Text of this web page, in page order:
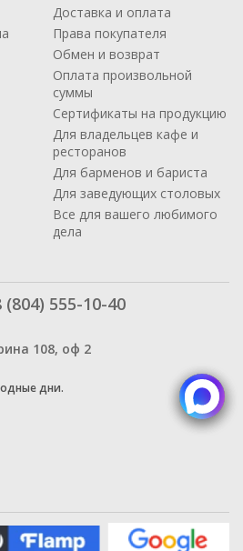
Доставка и оплата
Права покупателя
Обмен и возврат
Оплата произвольной
суммы
Сертификаты на продукцию
Для владельцев кафе и
ресторанов
Для барменов и бариста
Для заведующих столовых
Все для вашего любимого
дела
(804) 555-10-40
108, оф 2
дни.